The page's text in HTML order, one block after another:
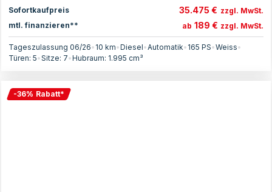
Sofortkaufpreis 35.475 € zzgl. MwSt.
mtl. finanzieren**
ab 189 € zzgl. MwSt.
Tageszulassung 06/26• 10 km•Diesel•Automatik• 165 PS•Weiss•
Türen: 5•Sitze: 7•Hubraum: 1.995 cm³
-36% Rabatt*